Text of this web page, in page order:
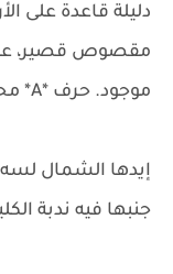
دليلة قاعدة على
مقصوص قصير،
موجود. حرف *A* محفور في جلدها، وفي روحها.
إيدها الشمال
جنبها فيه ندبة